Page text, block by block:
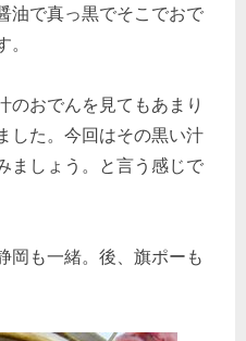
へ
油で真っ黒でそこでおで
のおでんを見てもあまり
した。今回はその黒い汁
ましょう。と言う感じで
岡も一緒。後、旗ポーも